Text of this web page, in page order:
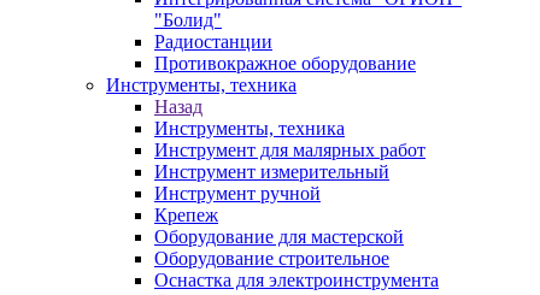
"Болид"
Радиостанции
Противокражное оборудование
Инструменты, техника
Назад
Инструменты, техника
Инструмент для малярных работ
Инструмент измерительный
Инструмент ручной
Крепеж
Оборудование для мастерской
Оборудование строительное
Оснастка для электроинструмента